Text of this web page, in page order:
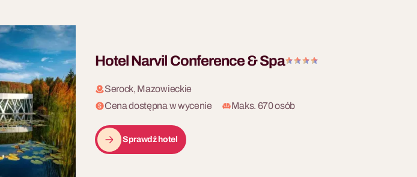
Hotel Narvil Conference & Spa
Serock, Mazowieckie
Cena dostępna w wycenie
Maks. 670 osób
Sprawdź hotel